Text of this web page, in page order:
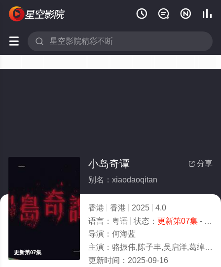
   
 
更新第07集
 分享
小岛奇谭
别名：xiaodaoqitan
香港 香港 2025
4.0
语言： 粤语 状态： 更新第07集- 免费在线观看
导演： 何海蓝
主演： 骆振伟,陈子丰,吴启洋,葛绰瑶,许宝恒,王颂茵,钟卓颖,林颖彤,李嘉慧
更新时间： 2025-09-16